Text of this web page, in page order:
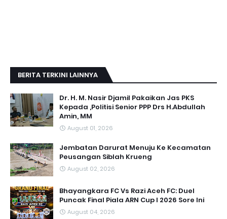
BERITA TERKINI LAINNYA
Dr. H. M. Nasir Djamil Pakaikan Jas PKS
Kepada ,Politisi Senior PPP Drs H.Abdullah
Amin, MM
August 01, 2026
Jembatan Darurat Menuju Ke Kecamatan
Peusangan Siblah Krueng
August 02, 2026
Bhayangkara FC Vs Razi Aceh FC: Duel
Puncak Final Piala ARN Cup I 2026 Sore Ini
August 04, 2026